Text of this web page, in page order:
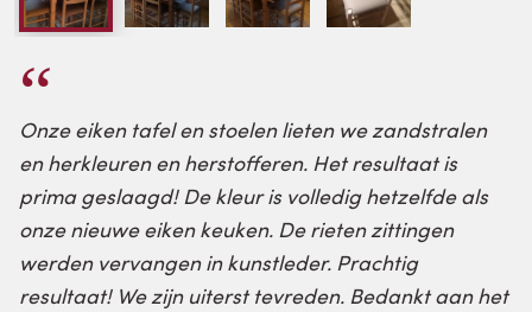
Onze eiken tafel en stoelen lieten we zandstralen
en herkleuren en herstofferen. Het resultaat is
prima geslaagd! De kleur is volledig hetzelfde als
onze nieuwe eiken keuken. De rieten zittingen
werden vervangen in kunstleder. Prachtig
resultaat! We zijn uiterst tevreden. Bedankt aan het